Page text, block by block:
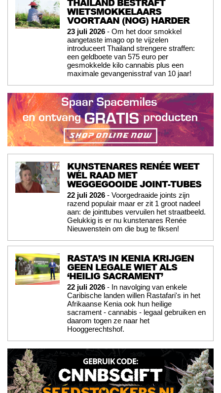
WIETSMOKKELAARS
VOORTAAN (NOG) HARDER
23 juli 2026 - Om het door smokkel
aangetaste imago op te vijzelen
introduceert Thailand strengere straffen:
een geldboete van 575 euro per
gesmokkelde kilo cannabis plus een
maximale gevangenisstraf van 10 jaar!
KUNSTENARES RENÉE WEET
WÉL RAAD MET
WEGGEGOOIDE JOINT-TUBES
22 juli 2026 - Voorgedraaide joints zijn
razend populair maar er zit 1 groot nadeel
aan: de jointtubes vervuilen het straatbeeld.
Gelukkig is er nu kunstenares Renée
Nieuwenstein om die bug te fiksen!
RASTA’S IN KENIA KRIJGEN
GEEN LEGALE WIET ALS
‘HEILIG SACRAMENT’
22 juli 2026 - In navolging van enkele
Caribische landen willen Rastafari's in het
Afrikaanse Kenia ook hun heilige
sacrament - cannabis - legaal gebruiken en
daarom togen ze naar het
Hooggerechtshof.